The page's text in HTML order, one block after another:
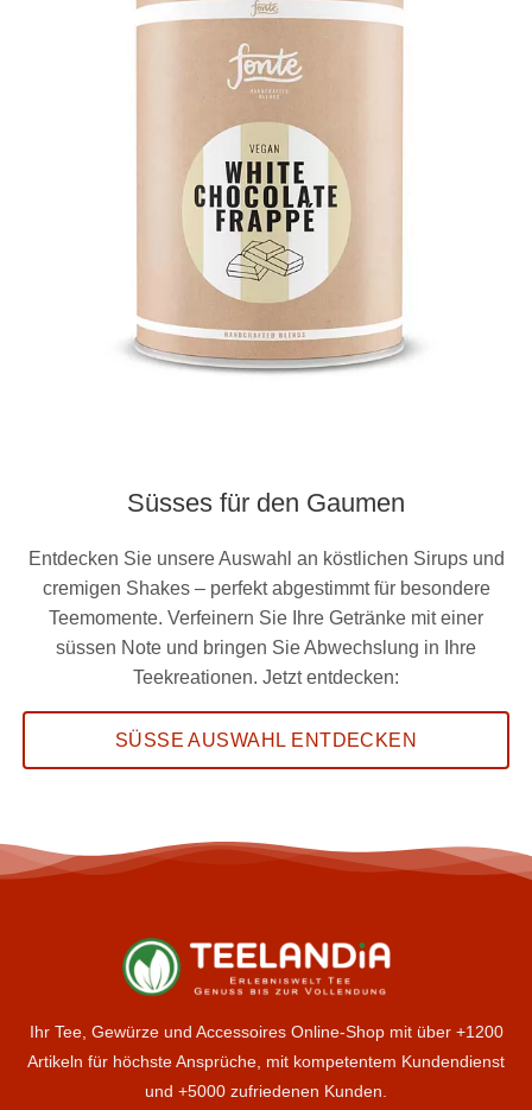
Süsses für den Gaumen
Entdecken Sie unsere Auswahl an köstlichen Sirups und
cremigen Shakes – perfekt abgestimmt für besondere
Teemomente. Verfeinern Sie Ihre Getränke mit einer
süssen Note und bringen Sie Abwechslung in Ihre
Teekreationen. Jetzt entdecken:
SÜSSE AUSWAHL ENTDECKEN
Ihr Tee, Gewürze und Accessoires Online-Shop mit über +1200
Artikeln für höchste Ansprüche, mit kompetentem Kundendienst
und +5000 zufriedenen Kunden.